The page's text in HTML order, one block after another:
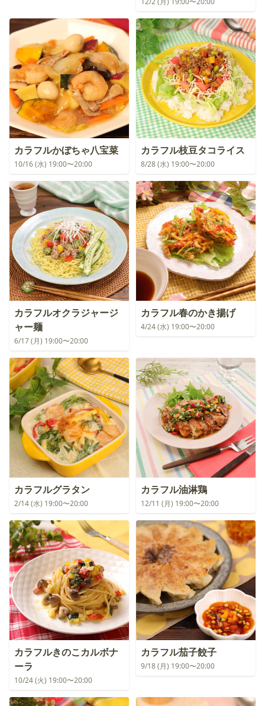
カラフルかぼちゃ八宝菜
10/16 (水) 19:00〜20:00
カラフル枝豆タコライス
8/28 (水) 19:00〜20:00
カラフルオクラジャージ
ャー麺
6/17 (月) 19:00〜20:00
カラフル春のかき揚げ
4/24 (水) 19:00〜20:00
カラフルグラタン
2/14 (水) 19:00〜20:00
カラフル油淋鶏
12/11 (月) 19:00〜20:00
カラフルきのこカルボナ
ーラ
10/24 (火) 19:00〜20:00
カラフル茄子餃子
9/18 (月) 19:00〜20:00